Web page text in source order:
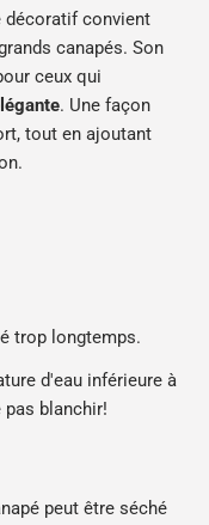
décoratif convient
canapés. Son
ceux qui
. Une façon
tout en ajoutant
trop longtemps.
d'eau inférieure à
pas blanchir!
peut être séché